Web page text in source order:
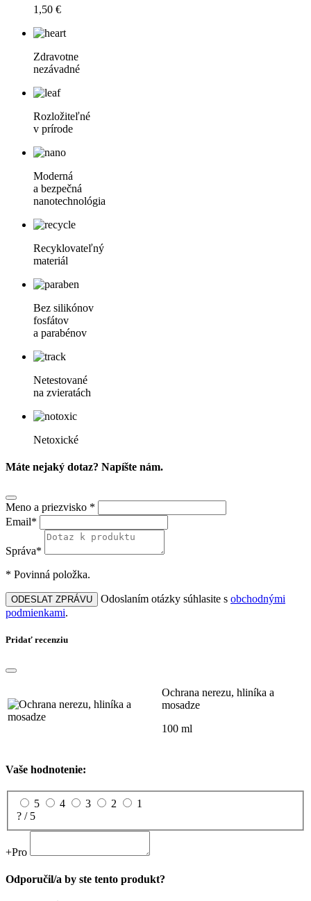
1,50 €
Zdravotne
nezávadné
Rozložiteľné
v prírode
Moderná
a bezpečná
nanotechnológia
Recyklovateľný
materiál
Bez silikónov
fosfátov
a parabénov
Netestované
na zvieratách
Netoxické
Máte nejaký dotaz? Napíšte nám.
Meno a priezvisko *
Email*
Správa*
* Povinná položka.
ODESLAT ZPRÁVU Odoslaním otázky súhlasite s obchodnými
podmienkami.
Pridať recenziu
Ochrana nerezu, hliníka a
mosadze
100 ml
Vaše hodnotenie:
5 4 3 2
1
? / 5
+Pro
Odporučil/a by ste tento produkt?